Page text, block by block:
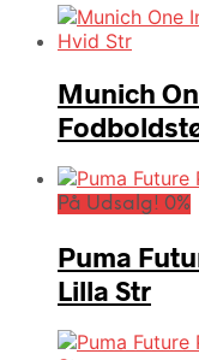
Munich
På Udsalg! 0%
Puma
Lilla Str